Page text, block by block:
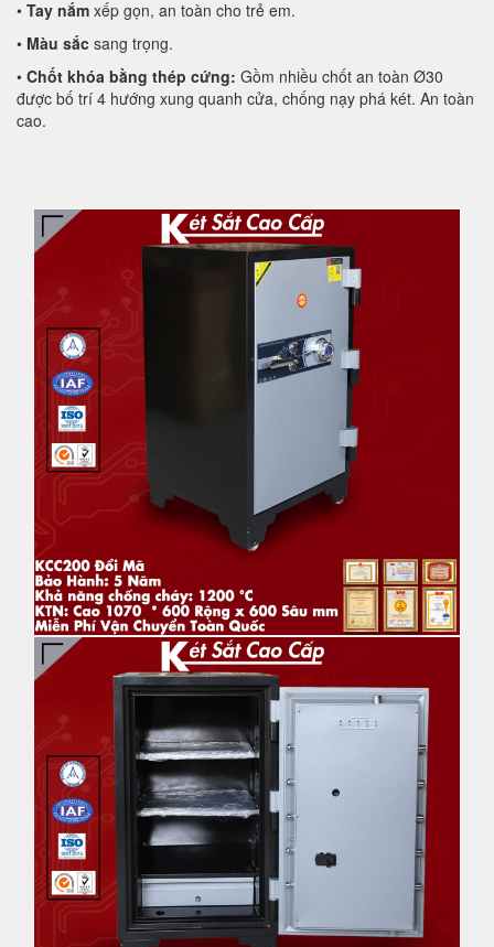
• Tay nắm xếp gọn, an toàn cho trẻ em.
• Màu sắc sang trọng.
• Chốt khóa bằng thép cứng: Gồm nhiều chốt an toàn Ø30
được bố trí 4 hướng xung quanh cửa, chống nạy phá két. An toàn
cao.